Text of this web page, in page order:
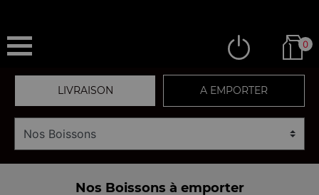
0
LIVRAISON A EMPORTER
Nos Boissons à emporter